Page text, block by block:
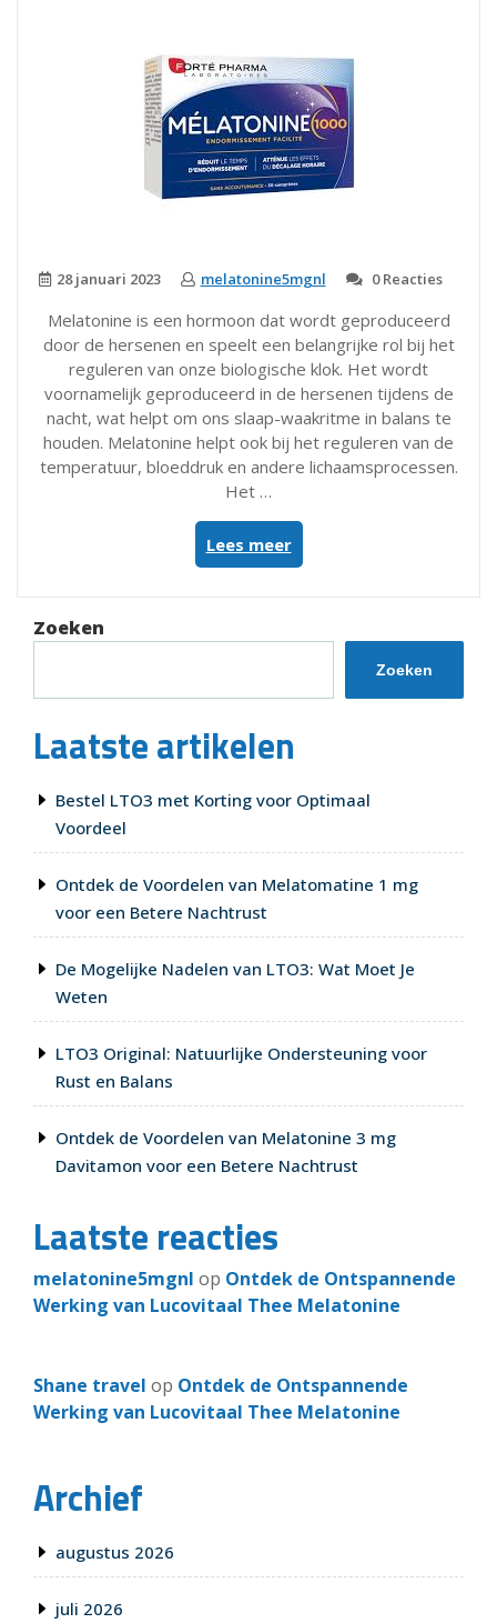
28 januari 2023 melatonine5mgnl 0 Reacties
Melatonine is een hormoon dat wordt geproduceerd
door de hersenen en speelt een belangrijke rol bij het
reguleren van onze biologische klok. Het wordt
voornamelijk geproduceerd in de hersenen tijdens de
nacht, wat helpt om ons slaap-waakritme in balans te
houden. Melatonine helpt ook bij het reguleren van de
temperatuur, bloeddruk en andere lichaamsprocessen.
Het …
Lees meer“5
Tips
over
Gebruik”
Zoeken
Zoeken
Laatste artikelen
Bestel LTO3 met Korting voor Optimaal
Voordeel
Ontdek de Voordelen van Melatomatine 1 mg
voor een Betere Nachtrust
De Mogelijke Nadelen van LTO3: Wat Moet Je
Weten
LTO3 Original: Natuurlijke Ondersteuning voor
Rust en Balans
Ontdek de Voordelen van Melatonine 3 mg
Davitamon voor een Betere Nachtrust
Laatste reacties
melatonine5mgnl op Ontdek de Ontspannende
Werking van Lucovitaal Thee Melatonine
Shane travel op Ontdek de Ontspannende
Werking van Lucovitaal Thee Melatonine
Archief
augustus 2026
juli 2026